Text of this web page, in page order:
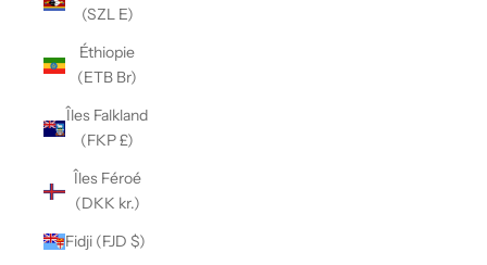
(SZL E)
Éthiopie
(ETB Br)
Îles Falkland
(FKP £)
Îles Féroé
(DKK kr.)
Fidji (FJD $)